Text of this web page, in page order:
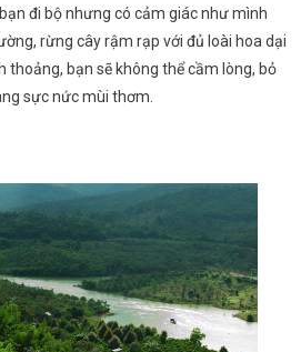
đi bộ nhưng có cảm giác như mình
rừng cây rậm rạp với đủ loài hoa dại
thoảng, bạn sẽ không thể cầm lòng, bỏ
sực nức mùi thơm.